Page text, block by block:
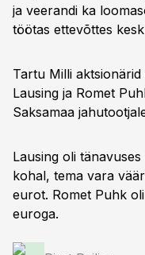
ja veerandi ka
töötas ettevõttes
Tartu Milli
Lausing ja Romet
Saksamaa
Lausing oli
kohal, tema vara
eurot. Romet Puhk
euroga.